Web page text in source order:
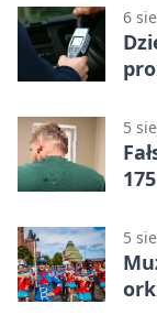
6
5
5